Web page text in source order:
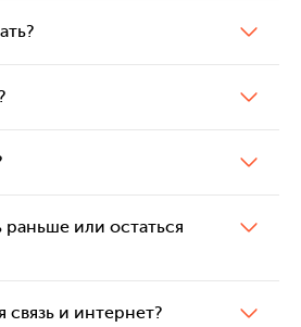
или остаться
связь и интернет?